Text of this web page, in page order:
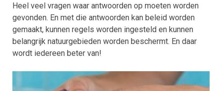
Heel veel vragen waar antwoorden op moeten worden
gevonden. En met die antwoorden kan beleid worden
gemaakt, kunnen regels worden ingesteld en kunnen
belangrijk natuurgebieden worden beschermt. En daar
wordt iedereen beter van!